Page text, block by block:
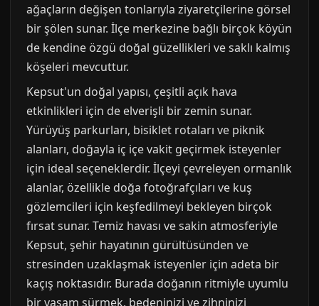
ağaçların değişen tonlarıyla ziyaretçilerine görsel
bir şölen sunar. İlçe merkezine bağlı birçok köyün
de kendine özgü doğal güzellikleri ve saklı kalmış
köşeleri mevcuttur.
Kepsut'un doğal yapısı, çeşitli açık hava
etkinlikleri için de elverişli bir zemin sunar.
Yürüyüş parkurları, bisiklet rotaları ve piknik
alanları, doğayla iç içe vakit geçirmek isteyenler
için ideal seçeneklerdir. İlçeyi çevreleyen ormanlık
alanlar, özellikle doğa fotoğrafçıları ve kuş
gözlemcileri için keşfedilmeyi bekleyen birçok
fırsat sunar. Temiz havası ve sakin atmosferiyle
Kepsut, şehir hayatının gürültüsünden ve
stresinden uzaklaşmak isteyenler için adeta bir
kaçış noktasıdır. Burada doğanın ritmiyle uyumlu
bir yaşam sürmek, bedeninizi ve zihninizi